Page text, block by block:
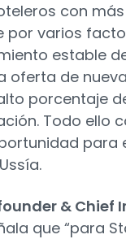
con
por varios
estable
oferta de
porcentaje
Todo ello
para
& Chief
que “para